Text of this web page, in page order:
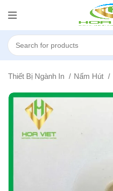
Thiết Bị Ngành In Nấm Hút